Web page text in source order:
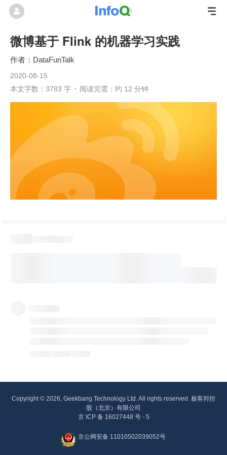
微博基于 Flink 的机器学习实践
DataFunTalk
2020-08-15
本文字数：3783 字
阅读完需：约 12 分钟
Copyright © 2026, Geekbang Technology Ltd. All rights reserved. 极客邦控
股（北京）有限公司
京 ICP 备 16027448 号 - 5
京公网安备 11010502039052号